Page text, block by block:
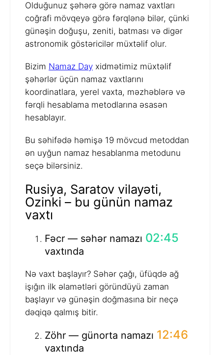
Olduğunuz şəhərə görə namaz vaxtları
coğrafi mövqeyə görə fərqlənə bilər, çünki
günəşin doğuşu, zeniti, batması və digər
astronomik göstəricilər müxtəlif olur.
Bizim Namaz Day xidmətimiz müxtəlif
şəhərlər üçün namaz vaxtlarını
koordinatlara, yerel vaxta, məzhəblərə və
fərqli hesablama metodlarına əsasən
hesablayır.
Bu səhifədə həmişə 19 mövcud metoddan
ən uyğun namaz hesablanma metodunu
seçə bilərsiniz.
Rusiya, Saratov vilayəti,
Ozinki – bu günün namaz
vaxtı
Fəcr — səhər namazı 02:45
vaxtında
Nə vaxt başlayır? Səhər çağı, üfüqdə ağ
işığın ilk əlamətləri göründüyü zaman
başlayır və günəşin doğmasına bir neçə
dəqiqə qalmış bitir.
Zöhr — günorta namazı 12:46
vaxtında